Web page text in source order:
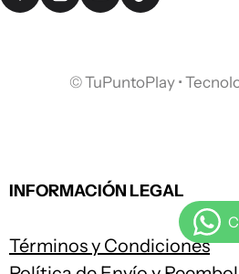
©TuPuntoPlay•
INFORMACIÓN LEGAL
Términos y Condiciones